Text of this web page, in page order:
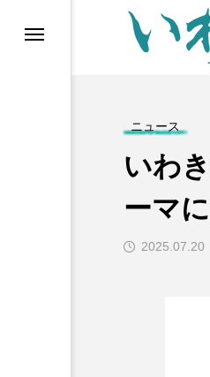
ニュース
いわ
ーマ
2025.07.20